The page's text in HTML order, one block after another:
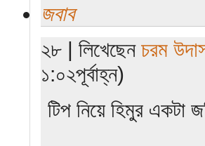
জবাব
২৮ | লিখেছেন চরম
১:০২পূর্বাহ্ন)
টিপ নিয়ে হিমুর একটা